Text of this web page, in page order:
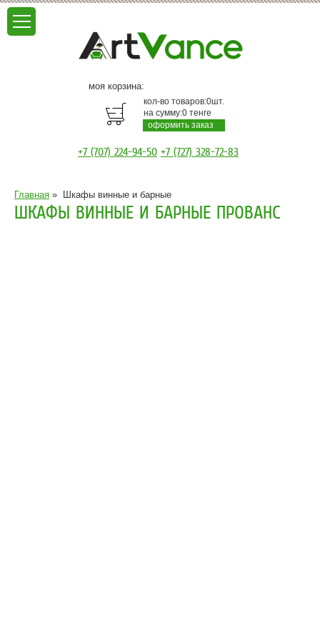
моя корзина:
кол-во товаров:0шт.
на сумму:0 тенге
оформить заказ
+7 (707) 224-94-50 +7 (727) 328-72-83
Главная » Шкафы винные и барные
ШКАФЫ ВИННЫЕ И БАРНЫЕ ПРОВАНС